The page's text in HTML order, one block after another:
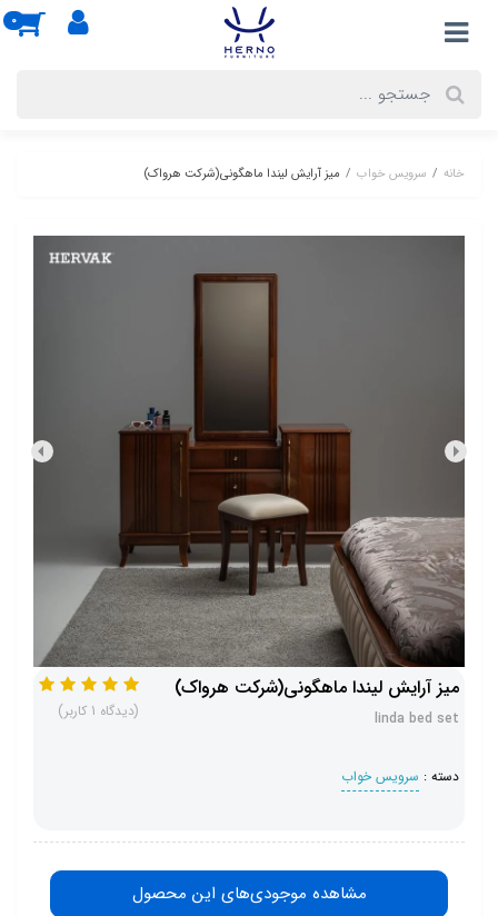
0
خانه سرویس خواب میز آرایش لیندا ماهگونی(شرکت هرواک)
میز آرایش لیندا ماهگونی(شرکت هرواک)
linda bed set
دسته : سرویس خواب
(دیدگاه 1 کاربر)
مشاهده موجودی‌های این محصول